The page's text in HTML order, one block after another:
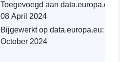
Toegevoegd aan data.europa.eu:
08 April 2024
Bijgewerkt op data.europa.eu:
October 2024